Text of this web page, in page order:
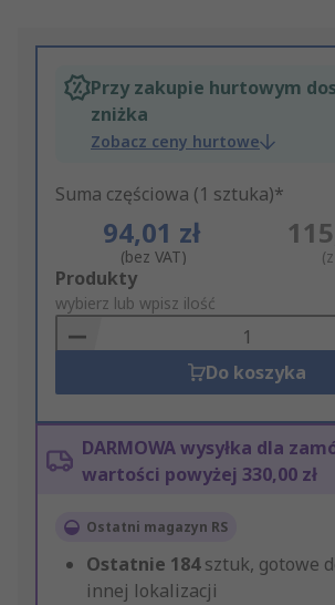
Przy zakupie hurtowym
zniżka
Zobacz ceny hurtowe
Suma częściowa (1 sztuka)*
94,01 zł
(bez VAT)
Add
to
Basket
Produkty
wybierz lub wpisz ilość
Do koszyka
DARMOWA wysyłka dla
wartości powyżej 330,00 zł
Ostatni magazyn RS
Ostatnie 184sztuk, gotowe
innej lokalizacji